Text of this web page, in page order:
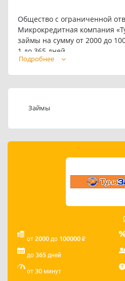
Общество с ограниченной
Микрокредитная компания
займы на сумму от 2000 до
1 до 365 дней.
индивидуальные условия
84872717570 доб. 100.
uztula@mail.ru
Подробнее
Займы
от 2000 до 100000 ₽
до 365 дней
от 30 минут